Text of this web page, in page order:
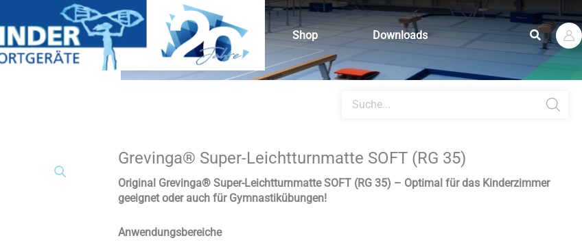
Shop Downloads Suchen
search
Grevinga® Super-Leichtturnmatte SOFT (RG 35)
Original Grevinga® Super-Leichtturnmatte SOFT (RG 35) – Optimal für das Kinderzimmer
geeignet oder auch für Gymnastikübungen!
Anwendungsbereiche
Grevinga®
Leichtturnmatte
SOFT
Menge